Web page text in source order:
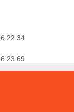
22 34
23 69